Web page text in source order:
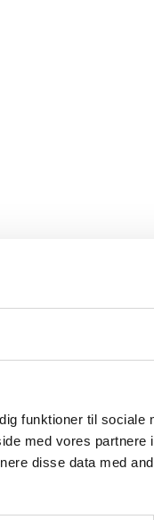
funktioner til sociale
med vores partnere
disse data med